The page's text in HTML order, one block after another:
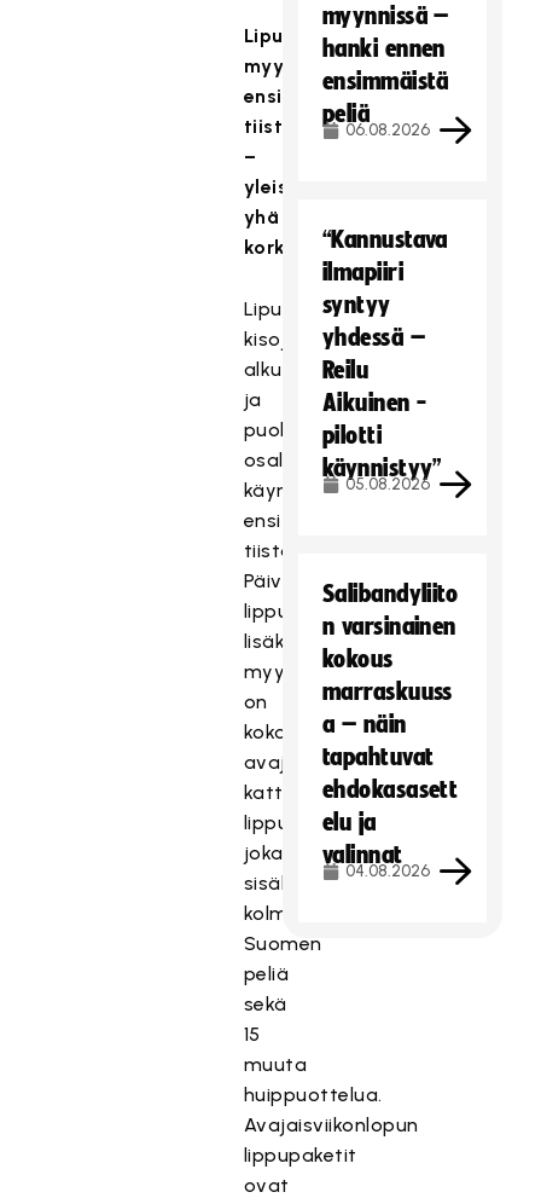
Liput
myyntiin
ensi
tiistaina
–
yleisötavoitteet
yhä
korkealla
Lipunmyynti
kisojen
alkusarjan
ja
puolivälierien
osalta
käynnistyy
ensi
tiistaina.
Päiväkohtaisten
lippujen
lisäksi
myynnissä
on
koko
avajaisviikonlopun
kattava
lippupaketti,
joka
sisältää
kolme
Suomen
peliä
sekä
15
muuta
huippuottelua.
Avajaisviikonlopun
lippupaketit
ovat
myynnissä –
hanki ennen
ensimmäistä
peliä
06.08.2026
“Kannustava
ilmapiiri
syntyy
yhdessä –
Reilu
Aikuinen -
pilotti
käynnistyy”
05.08.2026
Salibandyliito
n varsinainen
kokous
marraskuuss
a – näin
tapahtuvat
ehdokasasett
elu ja
valinnat
04.08.2026